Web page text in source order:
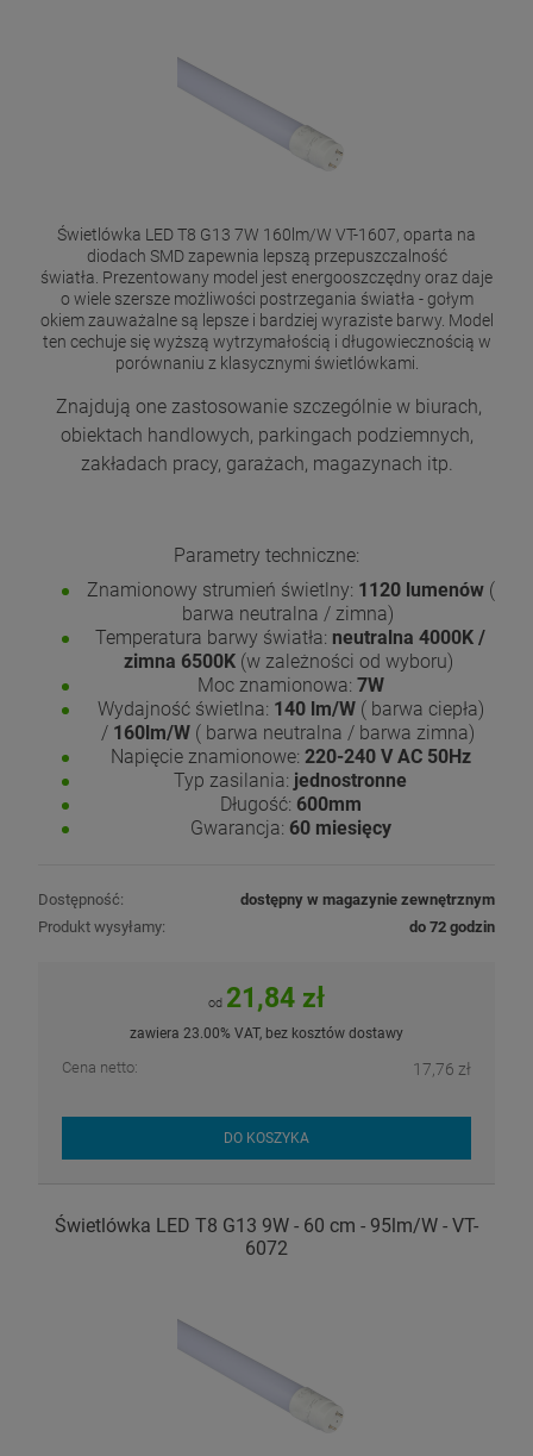
Świetlówka LED T8 G13 7W 160lm/W VT-1607, oparta na
diodach SMD zapewnia lepszą przepuszczalność
światła. Prezentowany model jest energooszczędny oraz daje
o wiele szersze możliwości postrzegania światła - gołym
okiem zauważalne są lepsze i bardziej wyraziste barwy. Model
ten cechuje się wyższą wytrzymałością i długowiecznością w
porównaniu z klasycznymi świetlówkami.
Znajdują one zastosowanie szczególnie w biurach,
obiektach handlowych, parkingach podziemnych,
zakładach pracy, garażach, magazynach itp.
Parametry techniczne:
Znamionowy strumień świetlny: 1120 lumenów (
barwa neutralna / zimna)
Temperatura barwy światła: neutralna 4000K /
zimna 6500K (w zależności od wyboru)
Moc znamionowa: 7W
Wydajność świetlna: 140 lm/W( barwa ciepła)
/ 160lm/W ( barwa neutralna / barwa zimna)
Napięcie znamionowe: 220-240 V AC 50Hz
Typ zasilania: jednostronne
Długość: 600mm
Gwarancja: 60 miesięcy
Dostępność:
dostępny w magazynie zewnętrznym
Produkt wysyłamy:
do 72 godzin
od 21,84 zł
zawiera 23.00% VAT, bez kosztów dostawy
Cena netto: 17,76 zł
DO KOSZYKA
Świetlówka LED T8 G13 9W - 60 cm - 95lm/W - VT-
6072